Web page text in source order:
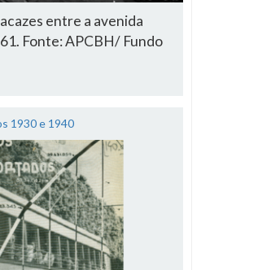
entre a avenida
Fonte: APCBH/ Fundo
1930 e 1940